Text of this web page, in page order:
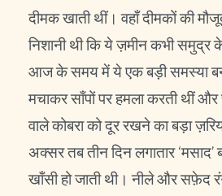
दीमक खाती थीं। वहाँ दीमकों की
निशानी थी कि ये ज़मीन कभी समुद्र
आज के समय में ये एक बड़ी समस्या
मचाकर साँपों पर हमला करती थीं
वाले कोबरा को दूर रखने का बड़ा
अक्सर तब तीन दिन लगातार ‘मसाद’
खाँसी हो जाती थी। नीले और सफ़ेद